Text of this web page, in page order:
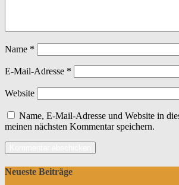
Name *
E-Mail-Adresse *
Website
Name, E-Mail-Adresse und Website in
meinen nächsten Kommentar speichern.
Neueste Beiträge